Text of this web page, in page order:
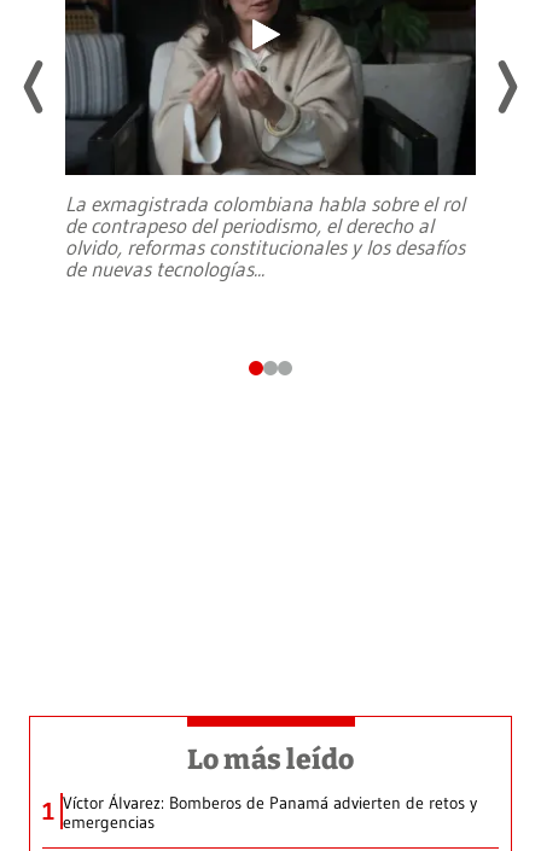
La exmagistrada colombiana habla sobre el rol
de contrapeso del periodismo, el derecho al
olvido, reformas constitucionales y los desafíos
de nuevas tecnologías...
Lo más leído
1 Víctor Álvarez: Bomberos de Panamá advierten de retos y
emergencias